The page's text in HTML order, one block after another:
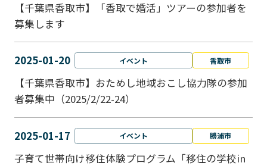
【千葉県香取市】「香取で婚活」ツアーの参加者を
募集します
2025-01-20 イベント 香取市
【千葉県香取市】おためし地域おこし協力隊の参加
者募集中（2025/2/22-24）
2025-01-17 イベント 勝浦市
子育て世帯向け移住体験プログラム「移住の学校in